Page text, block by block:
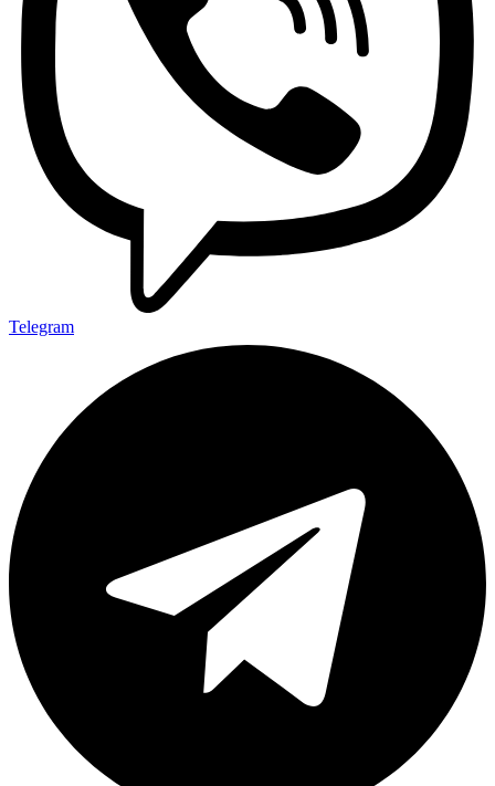
Telegram